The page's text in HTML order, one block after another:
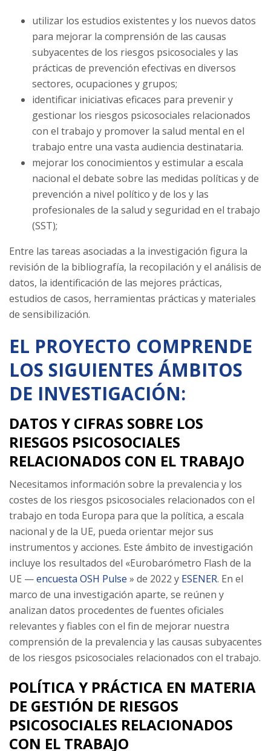
utilizar los estudios existentes y los nuevos datos
para mejorar la comprensión de las causas
subyacentes de los riesgos psicosociales y las
prácticas de prevención efectivas en diversos
sectores, ocupaciones y grupos;
identificar iniciativas eficaces para prevenir y
gestionar los riesgos psicosociales relacionados
con el trabajo y promover la salud mental en el
trabajo entre una vasta audiencia destinataria.
mejorar los conocimientos y estimular a escala
nacional el debate sobre las medidas políticas y de
prevención a nivel político y de los y las
profesionales de la salud y seguridad en el trabajo
(SST);
Entre las tareas asociadas a la investigación figura la
revisión de la bibliografía, la recopilación y el análisis de
datos, la identificación de las mejores prácticas,
estudios de casos, herramientas prácticas y materiales
de sensibilización.
EL PROYECTO COMPRENDE
LOS SIGUIENTES ÁMBITOS
DE INVESTIGACIÓN:
DATOS Y CIFRAS SOBRE LOS
RIESGOS PSICOSOCIALES
RELACIONADOS CON EL TRABAJO
Necesitamos información sobre la prevalencia y los
costes de los riesgos psicosociales relacionados con el
trabajo en toda Europa para que la política, a escala
nacional y de la UE, pueda orientar mejor sus
instrumentos y acciones. Este ámbito de investigación
incluye los resultados del «Eurobarómetro Flash de la
UE —encuesta OSH Pulse » de 2022 y ESENER. En el
marco de una investigación aparte, se reúnen y
analizan datos procedentes de fuentes oficiales
relevantes y fiables con el fin de mejorar nuestra
comprensión de la prevalencia y las causas subyacentes
de los riesgos psicosociales relacionados con el trabajo.
POLÍTICA Y PRÁCTICA EN MATERIA
DE GESTIÓN DE RIESGOS
PSICOSOCIALES RELACIONADOS
CON EL TRABAJO